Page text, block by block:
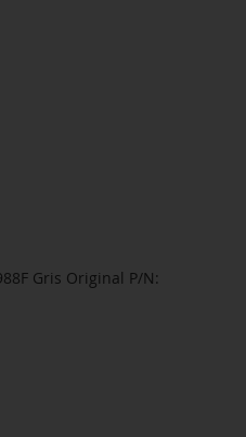
Gris Original P/N: